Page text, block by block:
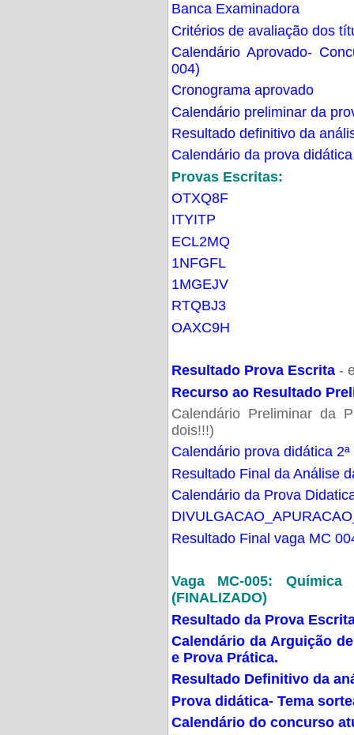
Banca Examinadora
Critérios de avaliação dos
Calendário Aprovado-
004)
Cronograma aprovado
Calendário preliminar da
Resultado definitivo da
Calendário da prova didática
Provas Escritas:
OTXQ8F
ITYITP
ECL2MQ
1NFGFL
1MGEJV
RTQBJ3
OAXC9H
Resultado Prova Escrita -
Recurso ao Resultado
Calendário Preliminar da
dois!!!)
Calendário prova didática
Resultado Final da Análise
Calendário da Prova
Resultado Final vaga MC
Vaga MC-005:
(FINALIZADO)
Resultado da Prova
Calendário da Arguição
e Prova Prática.
Resultado Definitivo da
Prova didática- Tema
Calendário do concurso